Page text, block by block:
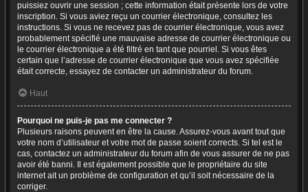
puissiez ouvrir une session ; cette information était présente lors de votre
inscription. Si vous aviez reçu un courrier électronique, consultez les
instructions. Si vous ne recevez pas de courrier électronique, vous avez
probablement spécifié une mauvaise adresse de courrier électronique ou
le courrier électronique a été filtré en tant que pourriel. Si vous êtes
certain que l’adresse de courrier électronique que vous avez spécifiée
était correcte, essayez de contacter un administrateur du forum.
Haut
Pourquoi ne puis-je pas me connecter ?
Plusieurs raisons peuvent en être la cause. Assurez-vous avant tout que
votre nom d’utilisateur et votre mot de passe soient corrects. Si tel est le
cas, contactez un administrateur du forum afin de vous assurer de ne pas
avoir été banni. Il est également possible que le propriétaire du site
internet ait un problème de configuration et qu’il soit nécessaire de la
corriger.